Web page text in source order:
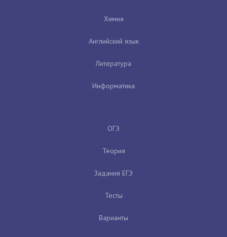
Химия
Английский язык
Литература
Информатика
ОГЭ
Теория
Задания ЕГЭ
Тесты
Варианты